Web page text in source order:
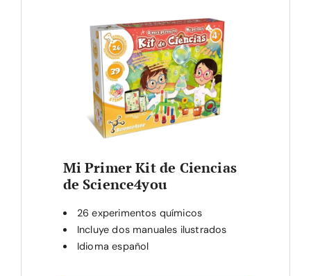
Mi Primer Kit de Ciencias
de Science4you
26 experimentos químicos
Incluye dos manuales ilustrados
Idioma español